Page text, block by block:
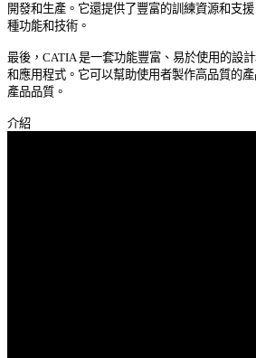
開發和生產。它還提供了豐富的訓練資源和支
種功能和技術。
最後，CATIA 是一套功能豐富、易於使用的設
和應用程式。它可以幫助使用者製作高品質的
產品品質。